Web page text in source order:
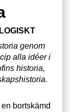
genom
alla idéer i
historia,
bortskämd